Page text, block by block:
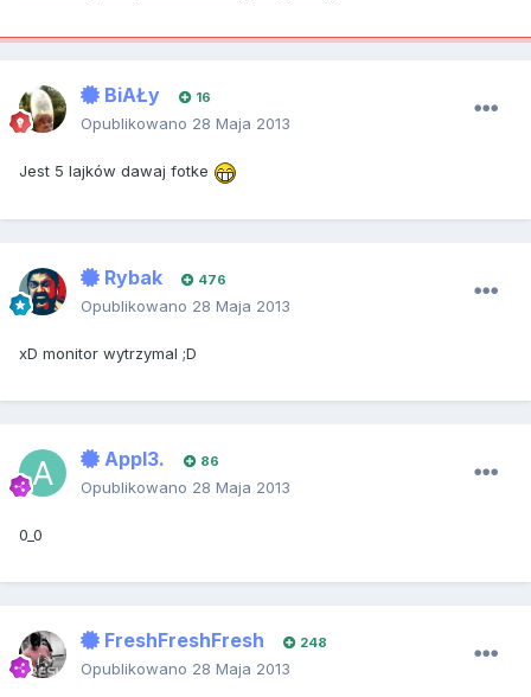
BiAŁy 16
Opublikowano 28 Maja 2013
Jest 5 lajków dawaj fotke
Rybak 476
Opublikowano 28 Maja 2013
xD monitor wytrzymal ;D
Appl3. 86
Opublikowano 28 Maja 2013
0_0
FreshFreshFresh 248
Opublikowano 28 Maja 2013